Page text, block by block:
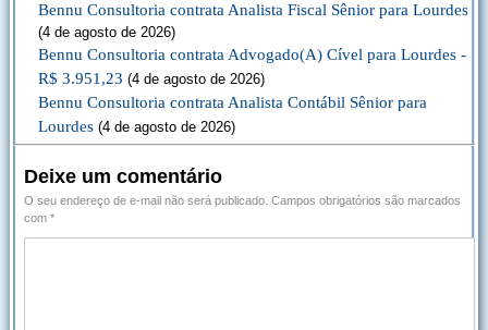
Bennu Consultoria contrata Analista Fiscal Sênior para Lourdes
(4 de agosto de 2026)
Bennu Consultoria contrata Advogado(A) Cível para Lourdes -
R$ 3.951,23 (4 de agosto de 2026)
Bennu Consultoria contrata Analista Contábil Sênior para
Lourdes (4 de agosto de 2026)
Deixe um comentário
O seu endereço de e-mail não será publicado. Campos obrigatórios são marcados
com *